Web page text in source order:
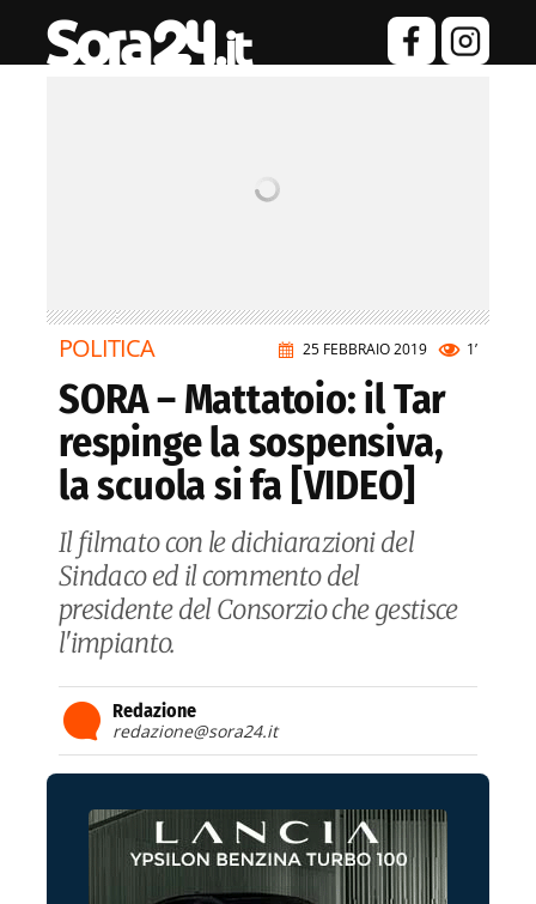
25 FEBBRAIO 2019 1’
POLITICA
SORA – Mattatoio: il Tar
respinge la sospensiva,
la scuola si fa [VIDEO]
Il filmato con le dichiarazioni del
Sindaco ed il commento del
presidente del Consorzio che gestisce
l'impianto.
Redazione
redazione@sora24.it